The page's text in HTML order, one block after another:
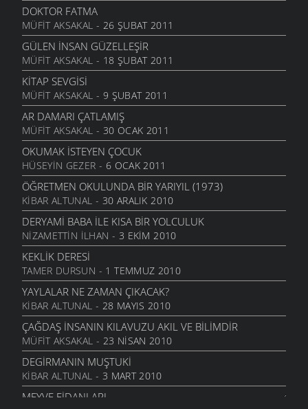
DOKTOR FATMA
MÜFIT AKSAKAL - 26 ŞUBAT 2011
GÜLEN İNSAN GÜZELLEŞIR
MÜFIT AKSAKAL - 18 ŞUBAT 2011
KITAP SEVGISI
MÜFIT AKSAKAL - 9 ŞUBAT 2011
AR DAMARI ÇATLAMIŞ
MÜFIT AKSAKAL - 30 OCAK 2011
OKUMAK İSTEYEN ÇOCUK
HÜSEYIN GEZER - 6 OCAK 2011
ÖĞRETMEN OKULUNDA BIR YARIYIL (1973)
KIBAR ALTUNAL - 30 ARALIK 2010
DERYAMI BABA İLE KISA BIR YOLCULUK
NIZAMETTIN İLHAN - 3 EKIM 2010
KEKLIK DERESI
TAMER DURSUN - 1 TEMMUZ 2010
YAYLALAR NE ZAMAN ÇIKACAK?
KIBAR ALTUNAL - 28 MAYIS 2010
ÇAĞDAŞ İNSANIN KILAVUZU AKIL VE BILIMDIR
MÜFIT AKSAKAL - 23 NISAN 2010
DEGIRMANIN MUŞTUKI
KIBAR ALTUNAL - 3 MART 2010
MEYVE FIDANLARI